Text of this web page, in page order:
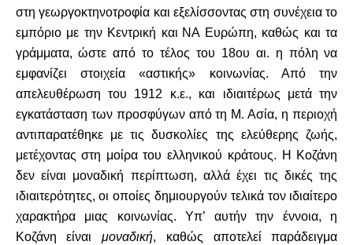
στη γεωργοκτηνοτροφία και εξελίσσοντας στη συνέχεια το
εμπόριο με την Kεντρική και NΑ Eυρώπη, καθώς και τα
γράμματα, ώστε από το τέλος του 18ου αι. η πόλη να
εμφανίζει στοιχεία «αστικής» κοινωνίας. Από την
απελευθέρωση του 1912 κ.ε., και ιδιαιτέρως μετά την
εγκατάσταση των προσφύγων από τη M. Aσία, η περιοχή
αντιπαρατέθηκε με τις δυσκολίες της ελεύθερης ζωής,
μετέχοντας στη μοίρα του ελληνικού κράτους. Η Κοζάνη
δεν είναι μοναδική περίπτωση, αλλά έχει τις δικές της
ιδιαιτερότητες, οι οποίες δημιουργούν τελικά τον ιδιαίτερο
χαρακτήρα μιας κοινωνίας. Υπ’ αυτήν την έννοια, η
Κοζάνη είναιμοναδική, καθώς αποτελεί παράδειγμα